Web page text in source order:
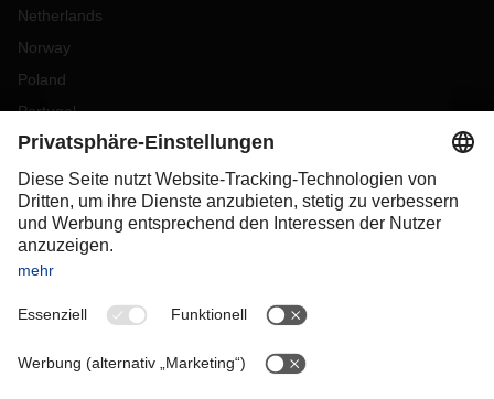
Netherlands
Norway
Poland
Portugal
Romania
Slovakia
Spain
Sweden
Switzerland
OCEANIA